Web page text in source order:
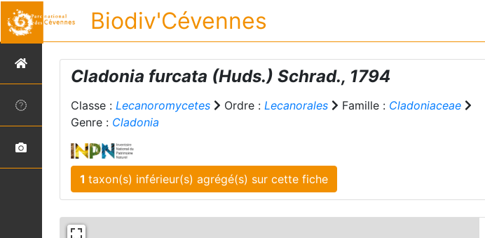
Biodiv'Cévennes
Cladonia furcata (Huds.) Schrad., 1794
Classe : Lecanoromycetes Ordre : Lecanorales Famille : Cladoniaceae
Genre : Cladonia
1 taxon(s) inférieur(s) agrégé(s) sur cette fiche